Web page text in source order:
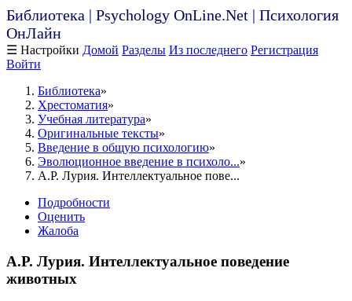
Библиотека | Psychology OnLine.Net | Психология
ОнЛайн
☰ Настройки Домой Разделы Из последнего Регистрация
Войти
Библиотека
Хрестоматия
Учебная литература
Оригинальные тексты
Введение в общую психологию
Эволюционное введение в психоло...
А.Р. Лурия. Интеллектуальное пове...
Подробности
Оценить
Жалоба
А.Р. Лурия. Интеллектуальное поведение
животных